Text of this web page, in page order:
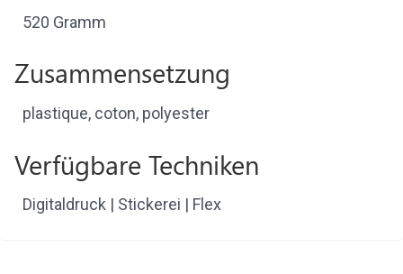
520 Gramm
Zusammensetzung
plastique, coton, polyester
Verfügbare Techniken
Digitaldruck | Stickerei | Flex